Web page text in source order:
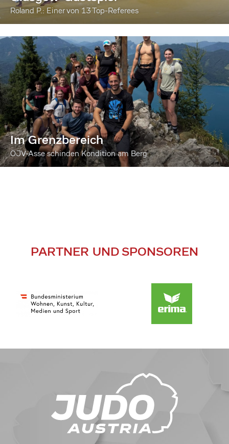
Roland P.: Einer von 13 Top-Referees
Im Grenzbereich
ÖJV-Asse schinden Kondition am Berg
PARTNER UND SPONSOREN